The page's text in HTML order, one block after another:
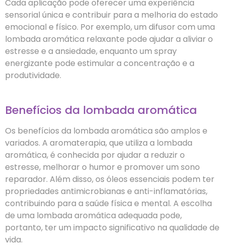
Cada aplicação pode oferecer uma experiência
sensorial única e contribuir para a melhoria do estado
emocional e físico. Por exemplo, um difusor com uma
lombada aromática relaxante pode ajudar a aliviar o
estresse e a ansiedade, enquanto um spray
energizante pode estimular a concentração e a
produtividade.
Benefícios da lombada aromática
Os benefícios da lombada aromática são amplos e
variados. A aromaterapia, que utiliza a lombada
aromática, é conhecida por ajudar a reduzir o
estresse, melhorar o humor e promover um sono
reparador. Além disso, os óleos essenciais podem ter
propriedades antimicrobianas e anti-inflamatórias,
contribuindo para a saúde física e mental. A escolha
de uma lombada aromática adequada pode,
portanto, ter um impacto significativo na qualidade de
vida.